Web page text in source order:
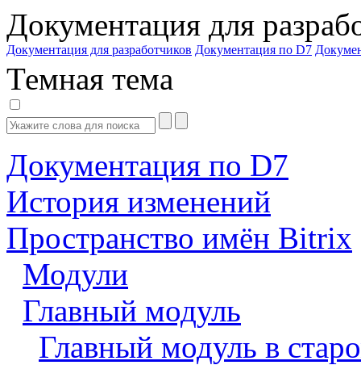
Документация для
Документация для разработчиков Документация по D7
Темная тема
Документация по D7
История изменений
Пространство имён Bitrix
Модули
Главный модуль
Главный модуль в